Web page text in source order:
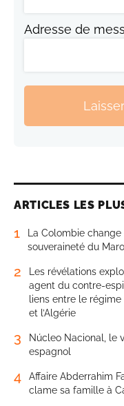
Adresse de
ARTICLES LES
1
La Colombie
souveraineté du
2
Les révélations
agent du contre-
liens entre le
et l’Algérie
3
Núcleo Nacional, le
espagnol
4
Affaire Abderrahim
clame sa famille à